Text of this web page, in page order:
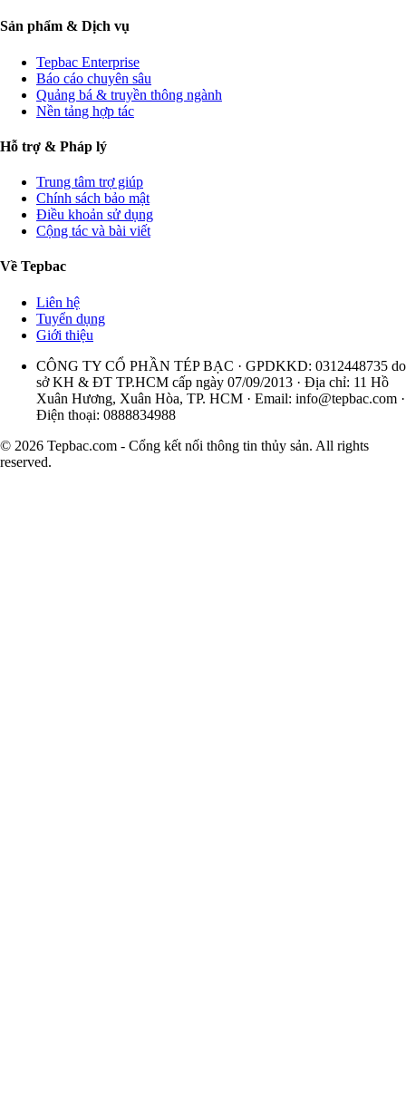
Sản phẩm & Dịch vụ
Tepbac Enterprise
Báo cáo chuyên sâu
Quảng bá & truyền thông ngành
Nền tảng hợp tác
Hỗ trợ & Pháp lý
Trung tâm trợ giúp
Chính sách bảo mật
Điều khoản sử dụng
Cộng tác và bài viết
Về Tepbac
Liên hệ
Tuyển dụng
Giới thiệu
CÔNG TY CỔ PHẦN TÉP BẠC · GPDKKD: 0312448735 do
sở KH & ĐT TP.HCM cấp ngày 07/09/2013 · Địa chỉ: 11 Hồ
Xuân Hương, Xuân Hòa, TP. HCM · Email: info@tepbac.com ·
Điện thoại: 0888834988
© 2026 Tepbac.com - Cổng kết nối thông tin thủy sản. All rights
reserved.